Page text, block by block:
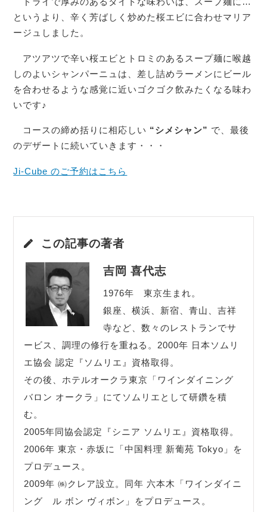
というより、辛く芳ばしく炒めた桜エビに合わせマリア
ージュしました。
アツアツで辛い桜エビとトロミのあるスープ麺に喉越
しのよいシャンパーニュは、差し詰めラーメンにビール
を合わせるような感覚に近いゴクゴク飲みたくなる味わ
いです♪
コースの締め括りに相応しい “シメシャン” で、最後
のデザートに続いていきます・・・
Ji-Cube のご予約はこちら
この記事の著者
吉岡 喜代志
1976年 東京生まれ。
銀座、横浜、新宿、青山、吉祥
寺など、数々のレストランでサ
ービス、調理の修行を重ねる。2000年 日本ソムリ
エ協会 認定『ソムリエ』資格取得。
その後、ホテルオークラ東京「ワインダイニング
バロン オークラ」にてソムリエとして研鑽を積
む。
2005年同協会認定『シニア ソムリエ』資格取得。
2006年 東京・赤坂に「中国料理 新葡苑 Tokyo」を
プロデュース。
2009年 ㈱クレア設立。同年 六本木「ワインダイニ
ング ル ボン ヴィボン」をプロデュース。